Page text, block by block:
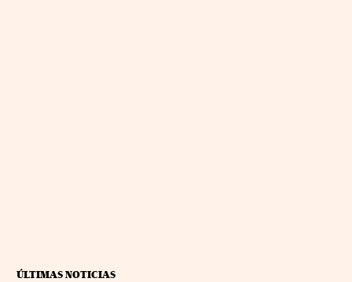
ÚLTIMAS NOTICIAS